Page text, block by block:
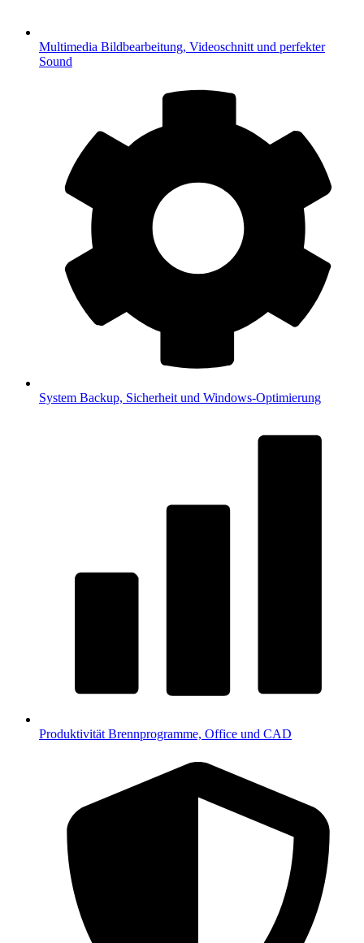
Multimedia Bildbearbeitung, Videoschnitt und perfekter
Sound
System Backup, Sicherheit und Windows-Optimierung
Produktivität Brennprogramme, Office und CAD